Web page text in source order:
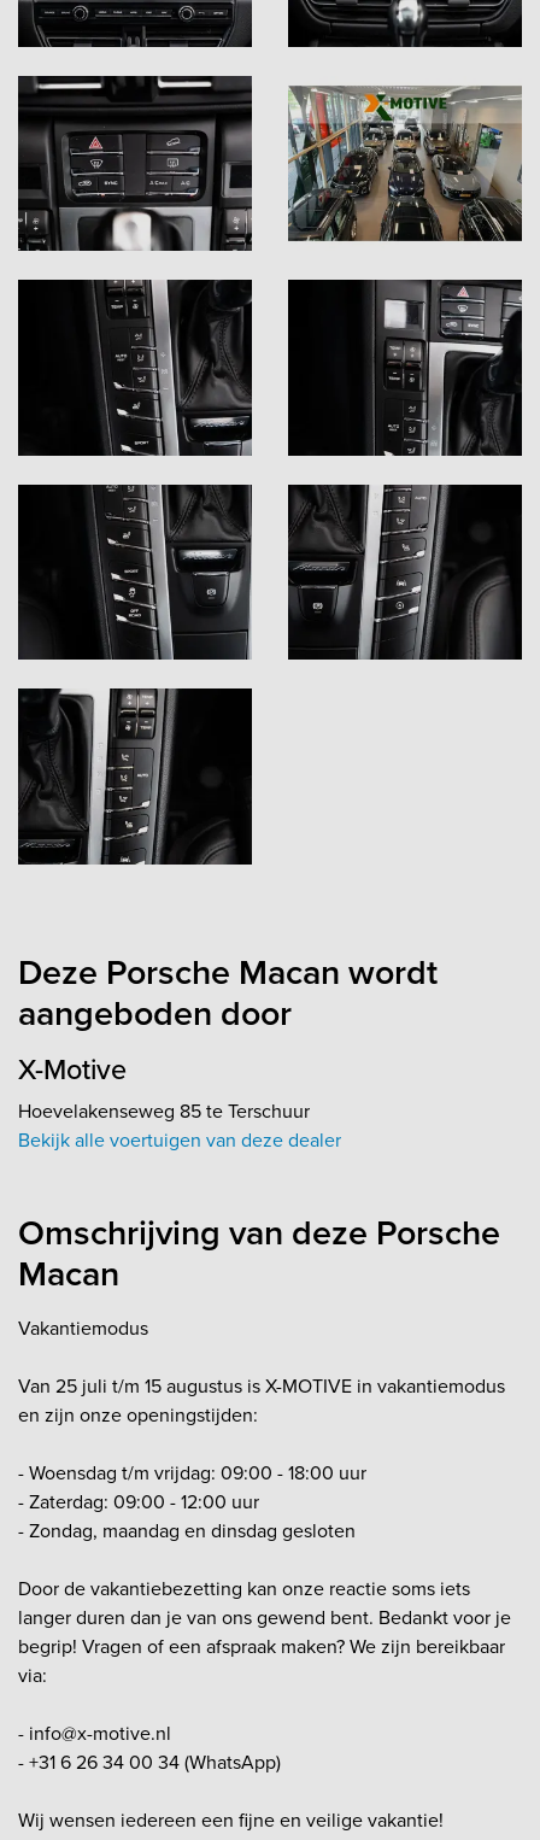
Deze Porsche Macan wordt
aangeboden door
X-Motive
Hoevelakenseweg 85 te Terschuur
Bekijk alle voertuigen van deze dealer
Omschrijving van deze Porsche
Macan
Vakantiemodus
Van 25 juli t/m 15 augustus is X-MOTIVE in vakantiemodus
en zijn onze openingstijden:
- Woensdag t/m vrijdag: 09:00 - 18:00 uur
- Zaterdag: 09:00 - 12:00 uur
- Zondag, maandag en dinsdag gesloten
Door de vakantiebezetting kan onze reactie soms iets
langer duren dan je van ons gewend bent. Bedankt voor je
begrip! Vragen of een afspraak maken? We zijn bereikbaar
via:
- info@x-motive.nl
- +31 6 26 34 00 34 (WhatsApp)
Wij wensen iedereen een fijne en veilige vakantie!